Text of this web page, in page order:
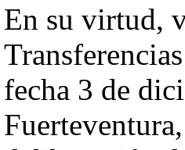
En su virtud,
fecha 3 de